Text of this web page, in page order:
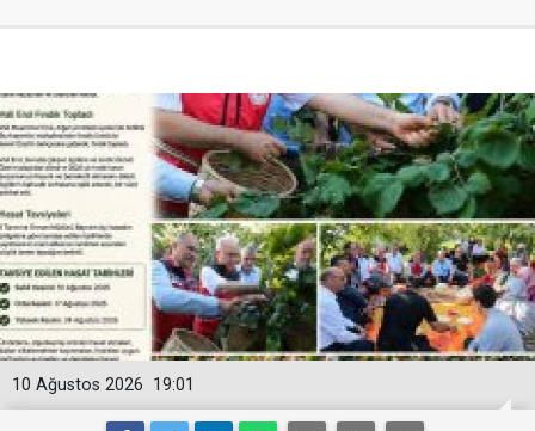
19:01
10 Ağustos 2026